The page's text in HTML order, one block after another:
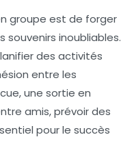
groupe est de forger
souvenirs inoubliables.
des activités
entre les
une sortie en
amis, prévoir des
pour le succès